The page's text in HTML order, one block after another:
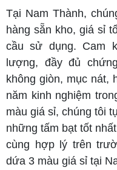
Tại Nam Thành,
hàng sẵn kho, giá sỉ
cầu sử dụng. Cam
lượng, đầy đủ
không giòn, mục nát,
năm kinh nghiệm
màu giá sỉ, chúng tôi
những tấm bạt tốt
cùng hợp lý trên
dứa 3 màu giá sỉ tại